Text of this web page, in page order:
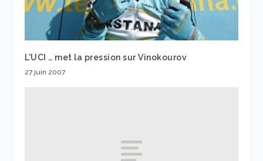
L’UCI … met la pression sur Vinokourov
27 juin 2007